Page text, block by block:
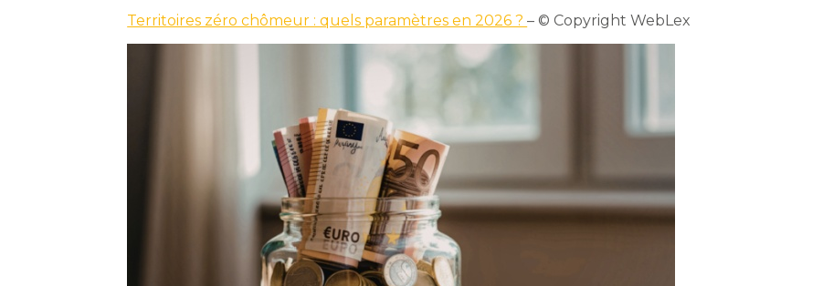
Territoires zéro chômeur : quels paramètres en 2026 ?– © Copyright WebLex